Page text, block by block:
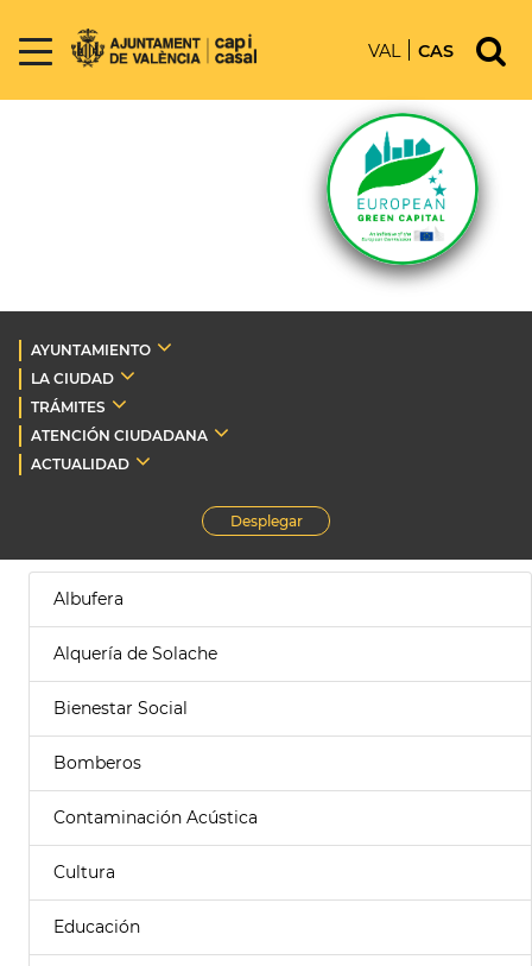
VAL CAS
AYUNTAMIENTO
LA CIUDAD
TRÁMITES
ATENCIÓN CIUDADANA
ACTUALIDAD
Desplegar
Albufera
Alquería de Solache
Bienestar Social
Bomberos
Contaminación Acústica
Cultura
Educación